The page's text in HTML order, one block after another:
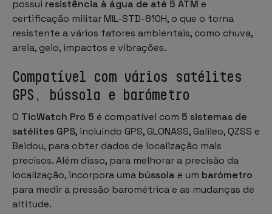
possui resistência à água de até 5 ATM e
certificação militar MIL-STD-810H, o que o torna
resistente a vários fatores ambientais, como chuva,
areia, gelo, impactos e vibrações.
Compatível com vários satélites
GPS, bússola e barómetro
O TicWatch Pro 5 é compatível com 5 sistemas de
satélites GPS, incluindo GPS, GLONASS, Galileo, QZSS e
Beidou, para obter dados de localização mais
precisos. Além disso, para melhorar a precisão da
localização, incorpora uma bússola e um barómetro
para medir a pressão barométrica e as mudanças de
altitude.